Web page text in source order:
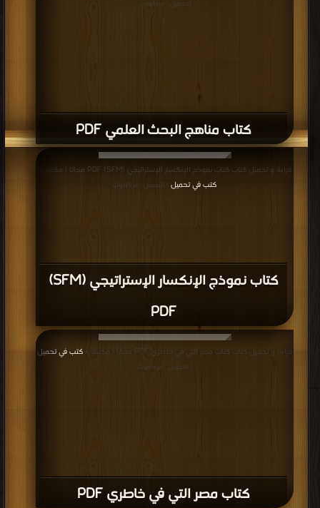
كتاب مناهج البحث العلمي PDF
التحميل : مرة/مرات
كتاب نموذج الإنكسار الإستراتيجي (SFM)
PDF
قراءة و تحميل كتاب كتاب نموذج الإنكسار الإستراتيجي (SFM) PDF مجانا | مكتبة >
كتب في تحميل
| التحميل : مرة/مرات
كتاب مصر التي في خاطري PDF
قراءة و تحميل كتاب كتاب مصر التي في خاطري PDF مجانا | مكتبة > كتب في تحميل
| التحميل : مرة/مرات